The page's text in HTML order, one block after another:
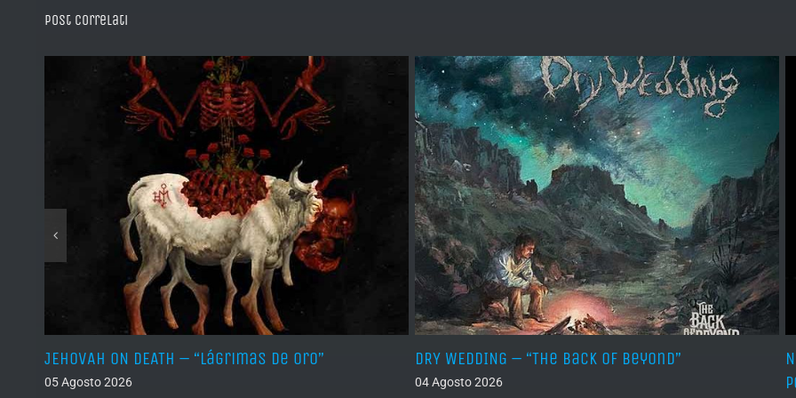
Post correlati
JEHOVAH ON DEATH – “Lágrimas de Oro”
05 Agosto 2026
DRY WEDDING – “The Back Of Beyond”
04 Agosto 2026